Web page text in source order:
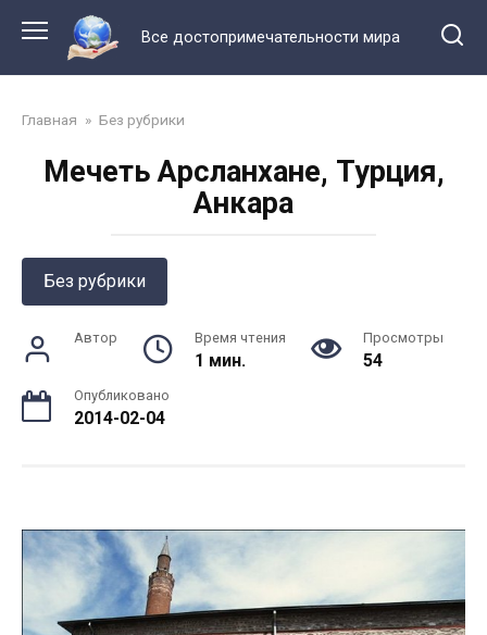
контенту
Все достопримечательности мира
Главная » Без рубрики
Мечеть Арсланхане, Турция,
Анкара
Без рубрики
Автор Время чтения
1 мин.
Просмотры
54
Опубликовано
2014-02-04